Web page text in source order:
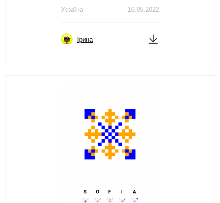
16.05.2022
Україна
Ірина